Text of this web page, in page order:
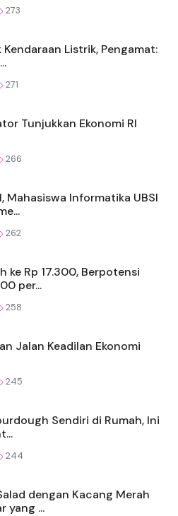
273
Kendaraan Listrik, Pengamat:
271
Tunjukkan Ekonomi RI
266
Mahasiswa Informatika UBSI
262
ke Rp 17.300, Berpotensi
per...
258
Jalan Keadilan Ekonomi
245
Sendiri di Rumah, Ini
244
dengan Kacang Merah
yang ...